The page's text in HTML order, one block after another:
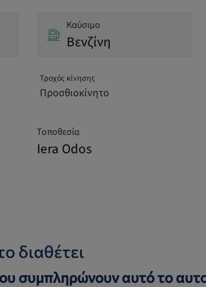
Καύσιμο
Βενζίνη
Τροχός κίνησης
Προσθιοκίνητο
Τοποθεσία
Iera Odos
διαθέτει
συμπληρώνουν αυτό το